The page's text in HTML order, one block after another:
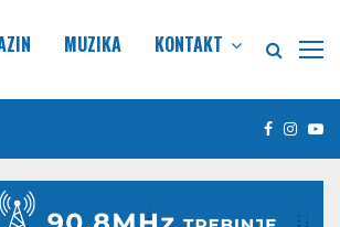
MUZIKA KONTAKT
Facebook